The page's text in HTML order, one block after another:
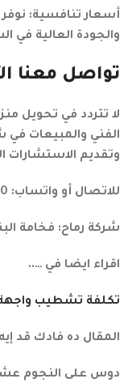
أسعار تنافسية:
والجودة العالية في
تواصل معنا
لا تتردد في تحويل
الفني والمبيعات في
وتقديم الاستشارات
للاتصال أو واتساب: 01020100160
شركة رماح: فخامة
اقراء ايضا في …..
تكلفة تشطيب
المقال ده فادك قد
دوس على النجوم